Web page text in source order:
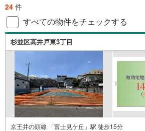
24 件
すべての物件をチェックする
杉並区高井戸東3丁目
京王井の頭線 「富士見ケ丘」駅 徒歩15分